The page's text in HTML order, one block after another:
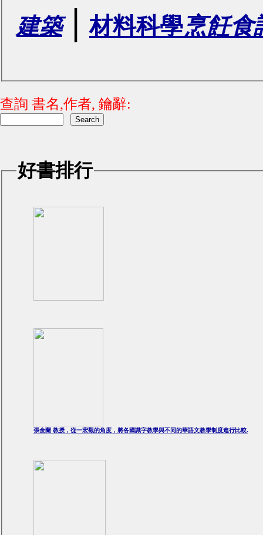
建築|材料科學烹飪食
查詢 書名,作者, 鑰辭:
好書排行
張金蘭 教授，從一宏觀的角度，將各國識字教學與不同的華語文教學制度進行比較.